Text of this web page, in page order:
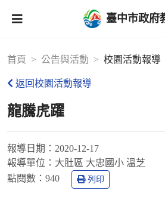
臺中市政府
首頁 公告與活動 校園活動報導
返回校園活動報導
龍騰虎躍
報導日期： 2020-12-17
報導單位： 大肚區 大忠國小 溫芝
點閱數： 940 列印